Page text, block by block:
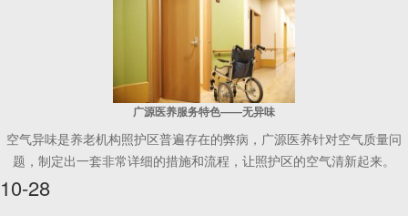
广源医养服务特色——无异味
空气异味是养老机构照护区普遍存在的弊病，广源医养针对空气质量问
题，制定出一套非常详细的措施和流程，让照护区的空气清新起来。
10-28